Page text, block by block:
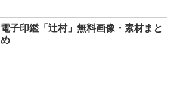
電子印鑑「辻村」無料画像・素材まと
め